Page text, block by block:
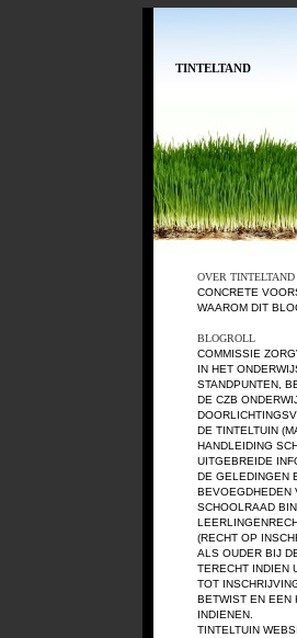
TINTELTAND
OVER TINTELTAND
CONCRETE
WAAROM DIT
BLOGROLL
COMMISSIE
IN HET
STANDPUNTEN,
DE CZB
DE TINTELTUIN
HANDLEIDING
UITGEBREIDE
DE GELEDINGEN
BEVOEGDHEDEN
SCHOOLRAAD
(RECHT OP
ALS OUDER BIJ
TERECHT INDIEN
TOT
BETWIST EN EEN
INDIENEN.
TINTELTUIN